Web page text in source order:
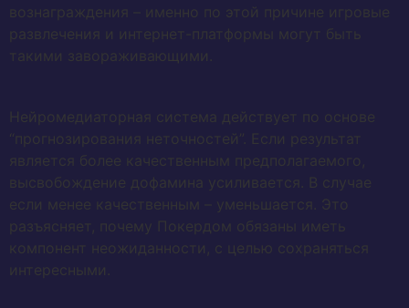
вознаграждения – именно по этой причине игровые
развлечения и интернет-платформы могут быть
такими завораживающими.
Нейромедиаторная система действует по основе
“прогнозирования неточностей”. Если результат
является более качественным предполагаемого,
высвобождение дофамина усиливается. В случае
если менее качественным – уменьшается. Это
разъясняет, почему Покердом обязаны иметь
компонент неожиданности, с целью сохраняться
интересными.